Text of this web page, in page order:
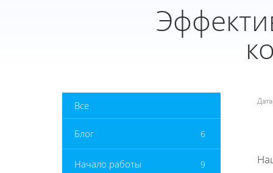
Все
Блог 6
Начало работы 9